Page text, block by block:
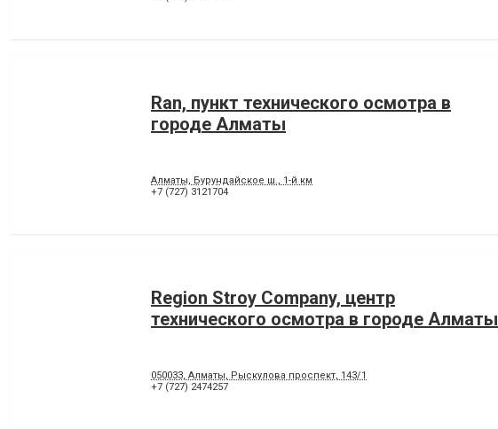
Ran, пункт технического осмотра в
городе Алматы
Алматы, Бурундайское ш., 1-й км
+7 (727) 3121704
Region Stroy Company, центр
технического осмотра в городе Алматы
050033, Алматы, Рыскулова проспект, 143/1
+7 (727) 2474257